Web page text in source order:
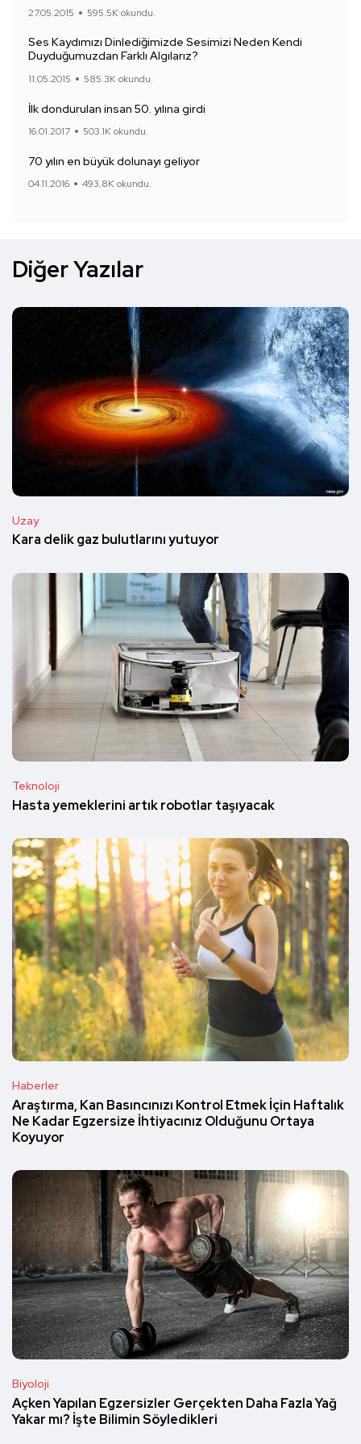
27.05.2015 595.5K okundu.
Ses Kaydımızı Dinlediğimizde Sesimizi Neden Kendi
Duyduğumuzdan Farklı Algılarız?
11.05.2015 585.3K okundu.
İlk dondurulan insan 50. yılına girdi
16.01.2017 503.1K okundu.
70 yılın en büyük dolunayı geliyor
04.11.2016 493.8K okundu.
Diğer Yazılar
Uzay
Kara delik gaz bulutlarını yutuyor
Teknoloji
Hasta yemeklerini artık robotlar taşıyacak
Haberler
Araştırma, Kan Basıncınızı Kontrol Etmek İçin Haftalık
Ne Kadar Egzersize İhtiyacınız Olduğunu Ortaya
Koyuyor
Biyoloji
Açken Yapılan Egzersizler Gerçekten Daha Fazla Yağ
Yakar mı? İşte Bilimin Söyledikleri